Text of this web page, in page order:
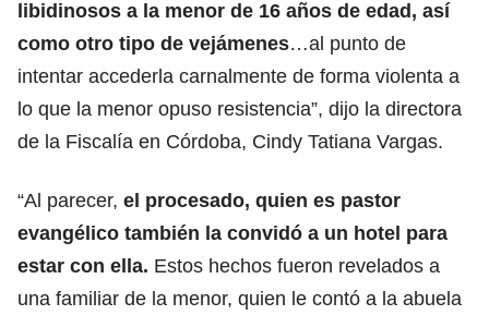
libidinosos a la menor de 16 años de edad, así
como otro tipo de vejámenes…al punto de
intentar accederla carnalmente de forma violenta a
lo que la menor opuso resistencia”, dijo la directora
de la Fiscalía en Córdoba, Cindy Tatiana Vargas.
“Al parecer, el procesado, quien es pastor
evangélico también la convidó a un hotel para
estar con ella. Estos hechos fueron revelados a
una familiar de la menor, quien le contó a la abuela